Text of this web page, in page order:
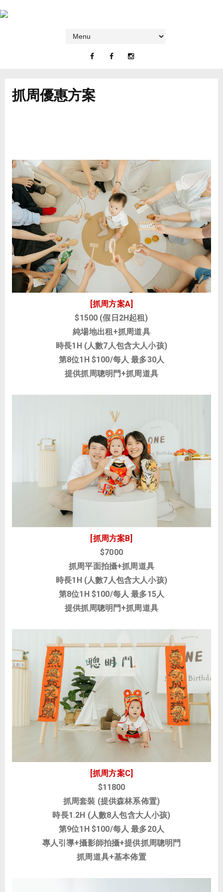
抓周優惠方案
[抓周方案A]
$1500 (假日2H起租)
純場地出租+抓周道具
時長1H (人數7人包含大人小孩)
第8位1H $100/每人 最多30人
提供抓周聰明門+抓周道具
[抓周方案B]
$7000
抓周平面拍攝+抓周道具
時長1H (人數7人包含大人小孩)
第8位1H $100/每人 最多15人
提供抓周聰明門+抓周道具
[抓周方案C]
$11800
抓周套裝 (提供森林系佈置)
時長1.2H (人數8人包含大人小孩)
第9位1H $100/每人 最多20人
專人引導+攝影師拍攝+提供抓周聰明門
抓周道具+基本佈置